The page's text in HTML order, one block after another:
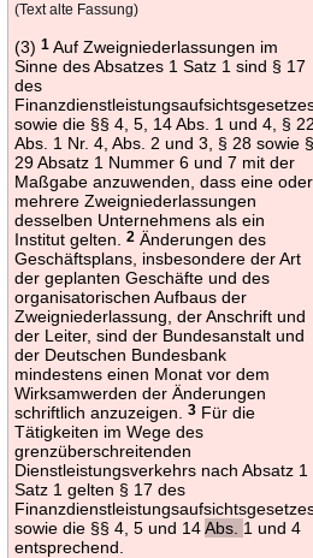
(Text alte Fassung)
(3)1 Auf Zweigniederlassungen im
Sinne des Absatzes 1 Satz 1 sind § 17
des
sowie die §§ 4, 5, 14 Abs. 1 und 4, § 22
Abs. 1 Nr. 4, Abs. 2 und 3, § 28 sowie §
29 Absatz 1 Nummer 6 und 7 mit der
Maßgabe anzuwenden, dass eine oder
mehrere Zweigniederlassungen
desselben Unternehmens als ein
Institut gelten.2 Änderungen des
Geschäftsplans, insbesondere der Art
der geplanten Geschäfte und des
organisatorischen Aufbaus der
Zweigniederlassung, der Anschrift und
der Leiter, sind der Bundesanstalt und
der Deutschen Bundesbank
mindestens einen Monat vor dem
Wirksamwerden der Änderungen
schriftlich anzuzeigen.3 Für die
Tätigkeiten im Wege des
grenzüberschreitenden
Dienstleistungsverkehrs nach Absatz 1
Satz 1 gelten § 17 des
sowie die §§ 4, 5 und 14Abs. 1 und 4
entsprechend.